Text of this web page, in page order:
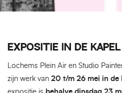
EXPOSITIE IN DE
Lochems Plein Air en Studio
zijn werk van 20 t/m 26 mei in de